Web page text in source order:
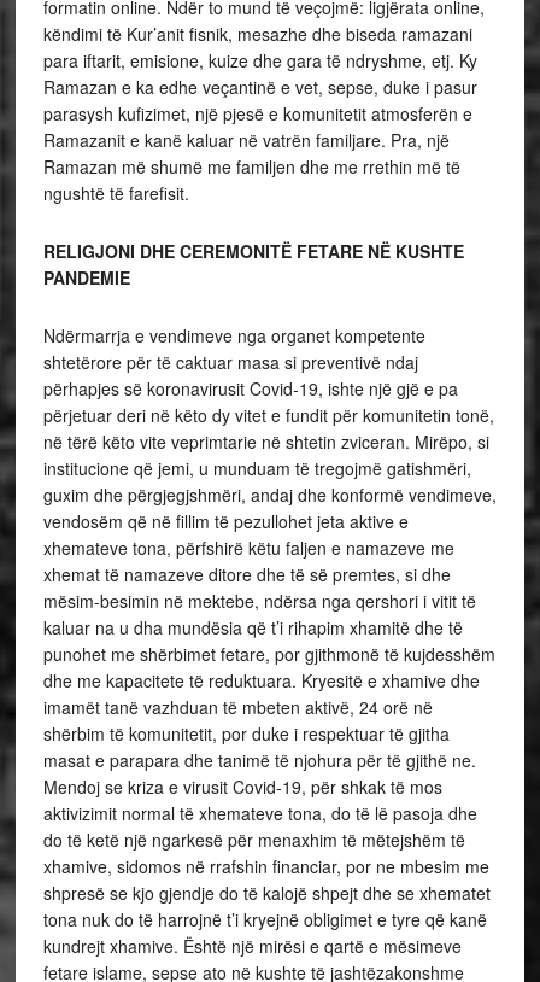
formatin online. Ndër to mund të veçojmë: ligjërata online,
këndimi të Kur’anit fisnik, mesazhe dhe biseda ramazani
para iftarit, emisione, kuize dhe gara të ndryshme, etj. Ky
Ramazan e ka edhe veçantinë e vet, sepse, duke i pasur
parasysh kufizimet, një pjesë e komunitetit atmosferën e
Ramazanit e kanë kaluar në vatrën familjare. Pra, një
Ramazan më shumë me familjen dhe me rrethin më të
ngushtë të farefisit.
RELIGJONI DHE CEREMONITË FETARE NË KUSHTE
PANDEMIE
Ndërmarrja e vendimeve nga organet kompetente
shtetërore për të caktuar masa si preventivë ndaj
përhapjes së koronavirusit Covid-19, ishte një gjë e pa
përjetuar deri në këto dy vitet e fundit për komunitetin tonë,
në tërë këto vite veprimtarie në shtetin zviceran. Mirëpo, si
institucione që jemi, u munduam të tregojmë gatishmëri,
guxim dhe përgjegjshmëri, andaj dhe konformë vendimeve,
vendosëm që në fillim të pezullohet jeta aktive e
xhemateve tona, përfshirë këtu faljen e namazeve me
xhemat të namazeve ditore dhe të së premtes, si dhe
mësim-besimin në mektebe, ndërsa nga qershori i vitit të
kaluar na u dha mundësia që t’i rihapim xhamitë dhe të
punohet me shërbimet fetare, por gjithmonë të kujdesshëm
dhe me kapacitete të reduktuara. Kryesitë e xhamive dhe
imamët tanë vazhduan të mbeten aktivë, 24 orë në
shërbim të komunitetit, por duke i respektuar të gjitha
masat e parapara dhe tanimë të njohura për të gjithë ne.
Mendoj se kriza e virusit Covid-19, për shkak të mos
aktivizimit normal të xhemateve tona, do të lë pasoja dhe
do të ketë një ngarkesë për menaxhim të mëtejshëm të
xhamive, sidomos në rrafshin financiar, por ne mbesim me
shpresë se kjo gjendje do të kalojë shpejt dhe se xhematet
tona nuk do të harrojnë t’i kryejnë obligimet e tyre që kanë
kundrejt xhamive. Është një mirësi e qartë e mësimeve
fetare islame, sepse ato në kushte të jashtëzakonshme